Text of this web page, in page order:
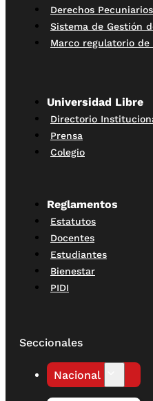
Derechos Pecuniarios
Sistema de Gestión
Marco regulatorio
Universidad Libre
Directorio
Prensa
Colegio
Reglamentos
Estatutos
Docentes
Estudiantes
Bienestar
PIDI
Seccionales
Nacional